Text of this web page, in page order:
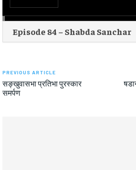
Episode 84 – Shabda Sanchar
PREVIOUS ARTICLE
सङ्खुवासभा प्रतिभा पुरस्कार
समर्पण